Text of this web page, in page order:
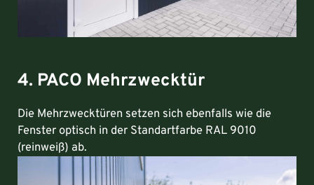
4. PACO Mehrzwecktür
Die Mehrzwecktüren setzen sich ebenfalls wie die
Fenster optisch in der Standartfarbe RAL 9010
(reinweiß) ab.